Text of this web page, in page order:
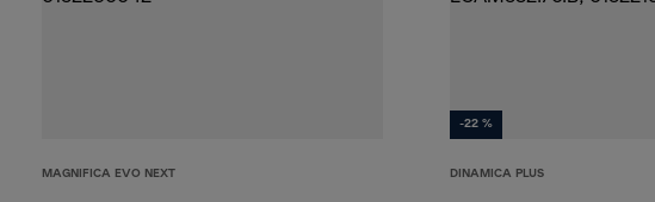
MAGNIFICA EVO NEXT
-22 %
DINAMICA PLUS